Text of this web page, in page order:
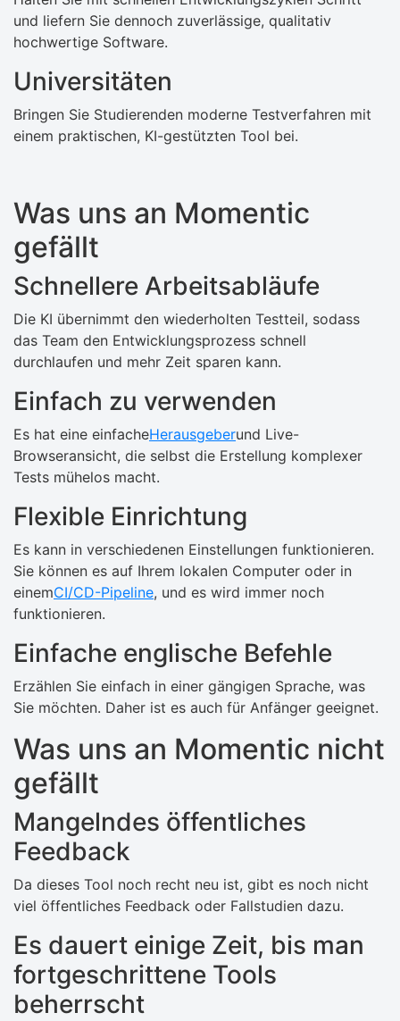
und liefern Sie dennoch zuverlässige, qualitativ
hochwertige Software.
Universitäten
Bringen Sie Studierenden moderne Testverfahren mit
einem praktischen, KI-gestützten Tool bei.
Was uns an Momentic
gefällt
Schnellere Arbeitsabläufe
Die KI übernimmt den wiederholten Testteil, sodass
das Team den Entwicklungsprozess schnell
durchlaufen und mehr Zeit sparen kann.
Einfach zu verwenden
Es hat eine einfacheHerausgeberund Live-
Browseransicht, die selbst die Erstellung komplexer
Tests mühelos macht.
Flexible Einrichtung
Es kann in verschiedenen Einstellungen funktionieren.
Sie können es auf Ihrem lokalen Computer oder in
einemCI/CD-Pipeline, und es wird immer noch
funktionieren.
Einfache englische Befehle
Erzählen Sie einfach in einer gängigen Sprache, was
Sie möchten. Daher ist es auch für Anfänger geeignet.
Was uns an Momentic nicht
gefällt
Mangelndes öffentliches
Feedback
Da dieses Tool noch recht neu ist, gibt es noch nicht
viel öffentliches Feedback oder Fallstudien dazu.
Es dauert einige Zeit, bis man
fortgeschrittene Tools
beherrscht